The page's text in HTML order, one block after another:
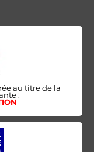
au titre de la
: